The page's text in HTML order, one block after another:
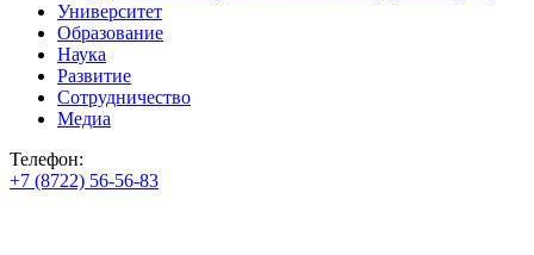
Университет
Образование
Наука
Развитие
Сотрудничество
Медиа
Телефон:
+7 (8722) 56-56-83